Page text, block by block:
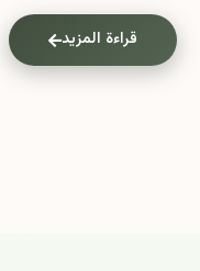
قراءة المزيد